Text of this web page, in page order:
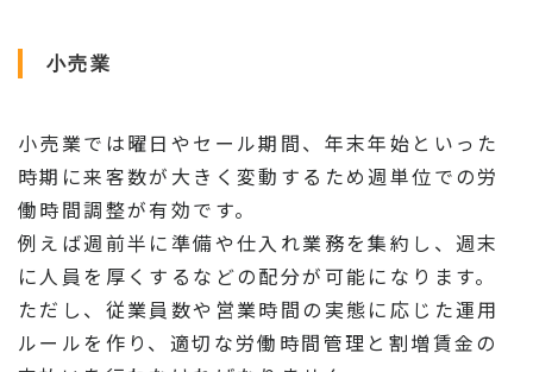
小売業
小売業では曜日やセール期間、年末年始といった
時期に来客数が大きく変動するため週単位での労
働時間調整が有効です。
例えば週前半に準備や仕入れ業務を集約し、週末
に人員を厚くするなどの配分が可能になります。
ただし、従業員数や営業時間の実態に応じた運用
ルールを作り、適切な労働時間管理と割増賃金の